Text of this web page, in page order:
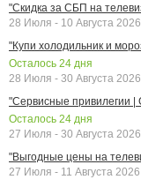
"Скидка за СБП на
28 Июля - 10 Августа 2026
"Купи холодильник и
Осталось 24 дня
28 Июля - 30 Августа 2026
"Сервисные привилегии
Осталось 24 дня
27 Июля - 30 Августа 2026
"Выгодные цены на
27 Июля - 11 Августа 2026